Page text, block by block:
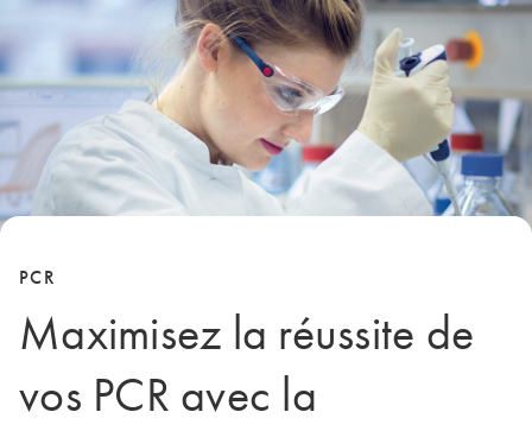
PCR
Maximisez la réussite de
vos PCR avec la